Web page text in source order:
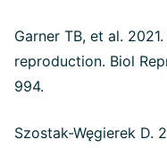
Garner TB, et al.
reproduction. Biol
994.
Szostak-Węgierek D.